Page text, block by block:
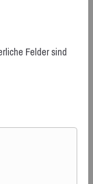
Felder sind